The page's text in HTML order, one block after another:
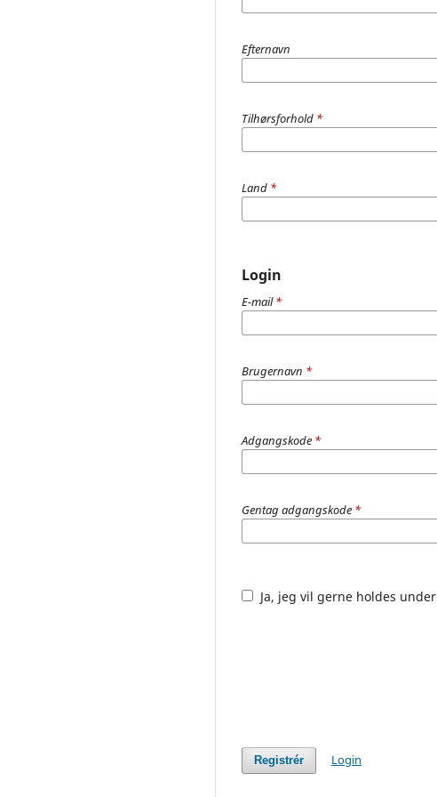
Efternavn
Tilhørsforhold *
Land *
Login
E-mail*
Brugernavn *
Adgangskode *
Gentag adgangskode *
Ja, jeg vil gerne holdes
Registrér Login